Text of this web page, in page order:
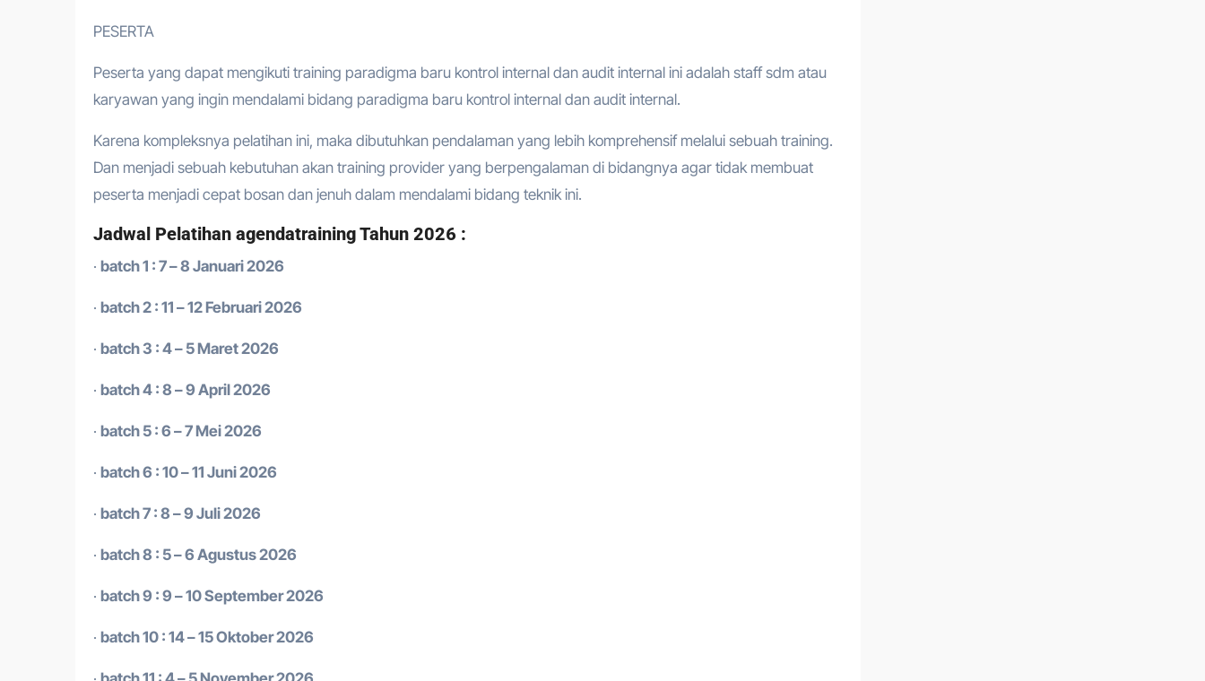
PESERTA
Peserta yang dapat mengikuti training paradigma baru kontrol internal dan audit internal ini adalah staff sdm atau
karyawan yang ingin mendalami bidang paradigma baru kontrol internal dan audit internal.
Karena kompleksnya pelatihan ini, maka dibutuhkan pendalaman yang lebih komprehensif melalui sebuah training.
Dan menjadi sebuah kebutuhan akan training provider yang berpengalaman di bidangnya agar tidak membuat
peserta menjadi cepat bosan dan jenuh dalam mendalami bidang teknik ini.
Jadwal Pelatihan agendatraining Tahun 2026 :
· batch 1 : 7 – 8 Januari 2026
· batch 2 : 11 – 12 Februari 2026
· batch 3 : 4 – 5 Maret 2026
· batch 4 : 8 – 9 April 2026
· batch 5 : 6 – 7 Mei 2026
· batch 6 : 10 – 11 Juni 2026
· batch 7 : 8 – 9 Juli 2026
· batch 8 : 5 – 6 Agustus 2026
· batch 9 : 9 – 10 September 2026
· batch 10 : 14 – 15 Oktober 2026